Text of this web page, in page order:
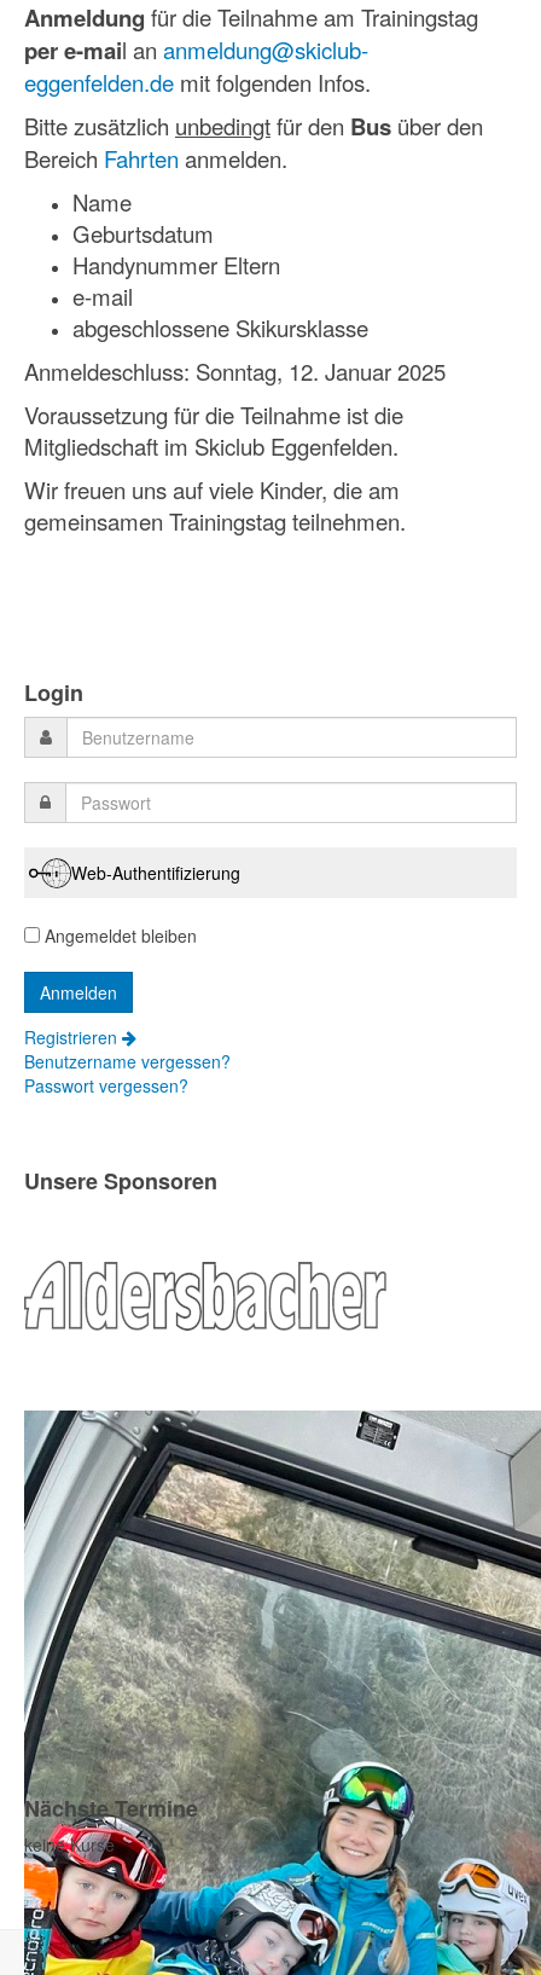
Anmeldung für die Teilnahme am Trainingstag
per e-mail an anmeldung@skiclub-
eggenfelden.de mit folgenden Infos.
Bitte zusätzlich unbedingtfür den Bus über den
Bereich Fahrten anmelden.
Name
Geburtsdatum
Handynummer Eltern
e-mail
abgeschlossene Skikursklasse
Anmeldeschluss: Sonntag, 12. Januar 2025
Voraussetzung für die Teilnahme ist die
Mitgliedschaft im Skiclub Eggenfelden.
Wir freuen uns auf viele Kinder, die am
gemeinsamen Trainingstag teilnehmen.
Login
Web-Authentifizierung
Angemeldet bleiben
Registrieren
Benutzername vergessen?
Passwort vergessen?
Unsere Sponsoren
Nächste Termine
keine Kurse